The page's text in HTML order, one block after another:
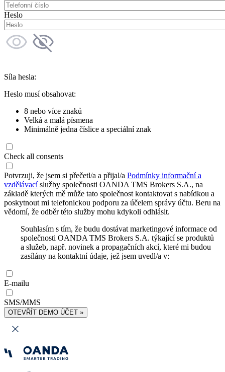
Heslo
Síla hesla:
Heslo musí obsahovat:
8 nebo více znaků
Velká a malá písmena
Minimálně jedna číslice a speciální znak
Check all consents
Potvrzuji, že jsem si přečetl/a a přijal/a Podmínky informační a
vzdělávacíslužby společnosti OANDA TMS Brokers S.A., na
základě kterých mě může tato společnost kontaktovat s nabídkou a
poskytnout mi telefonickou podporu za účelem správy účtu. Beru na
vědomí, že odběr této služby mohu kdykoli odhlásit.
Souhlasím s tím, že budu dostávat marketingové informace od
společnosti OANDA TMS Brokers S.A. týkající se produktů
a služeb, např. novinek a propagačních akcí, které mi budou
zasílány na kontaktní údaje, jež jsem uvedl/a v:
E-mailu
SMS/MMS
OTEVŘÍT DEMO ÚČET »